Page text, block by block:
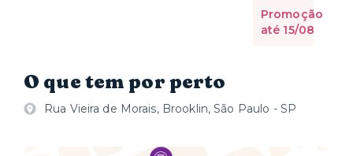
Promoção
até 15/08
O que tem por perto
Rua Vieira de Morais, Brooklin, São Paulo - SP